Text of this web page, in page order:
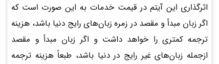
اثرگذاری این آیتم در قیمت خدمات به این صورت است که
اگر زبان مبدأ و مقصد در زمره زبان‌های رایج دنیا باشد، هزینه
ترجمه کمتری را خواهد داشت و اگر زبان مبدأ و مقصد
ازجمله زبان‌های غیر رایج در دنیا باشد، طبعاً هزینه ترجمه